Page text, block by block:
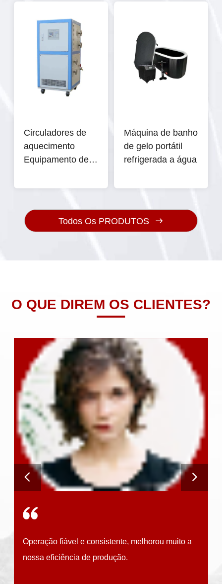
Circuladores de
aquecimento
Equipamento de
temperatura Aço
Máquina de banho
de gelo portátil
refrigerada a água
Todos Os PRODUTOS
O QUE DIREM OS CLIENTES?
Operação fiável e consistente, melhorou muito a
nossa eficiência de produção.